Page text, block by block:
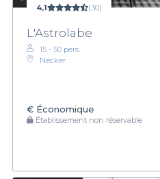
4,1 (30)
L'Astrolabe
15 - 50 pers.
Necker
€ Économique
Établissement non réservable